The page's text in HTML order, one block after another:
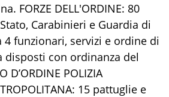
FORZE DELL'ORDINE: 80
Carabinieri e Guardia di
4 funzionari, servizi e ordine di
disposti con ordinanza del
D’ORDINE POLIZIA
15 pattuglie e